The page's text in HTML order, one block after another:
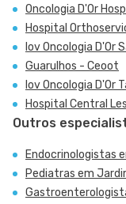
Oncologia D'Or
Hospital
Iov Oncologia D'Or
Guarulhos - Ceoot
Iov Oncologia D'Or
Hospital Central
Outros
Endocrinologistas
Pediatras em